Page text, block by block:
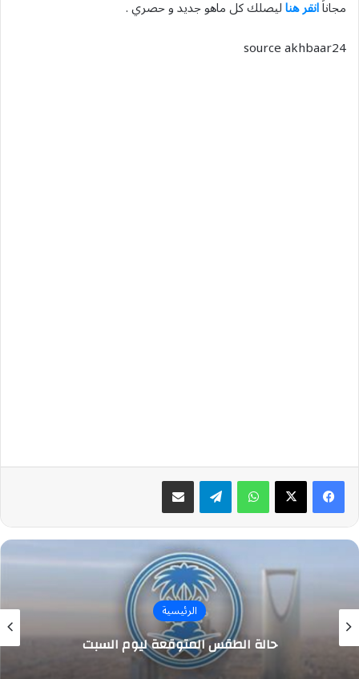
مجاناًانقر هناليصلك كل ماهو جديد و حصري .
source akhbaar24
واتسابتيلقرام مشاركة عبر البريد
الرئيسية
حالة الطقس المتوقعة ليوم السبت